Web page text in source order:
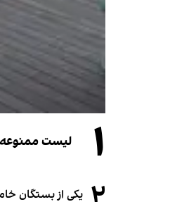
۱ لیست ممنوعه کریستیانو؛ ۱۰ چهره‌ای که در
یکی از بستگان